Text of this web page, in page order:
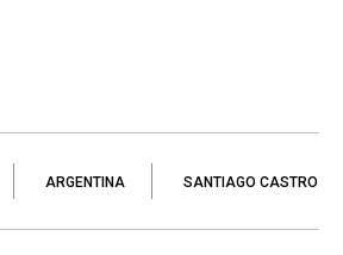
ARGENTINA SANTIAGO CASTRO